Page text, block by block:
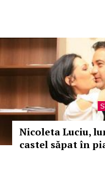
Nicoleta Luciu,
castel săpat în